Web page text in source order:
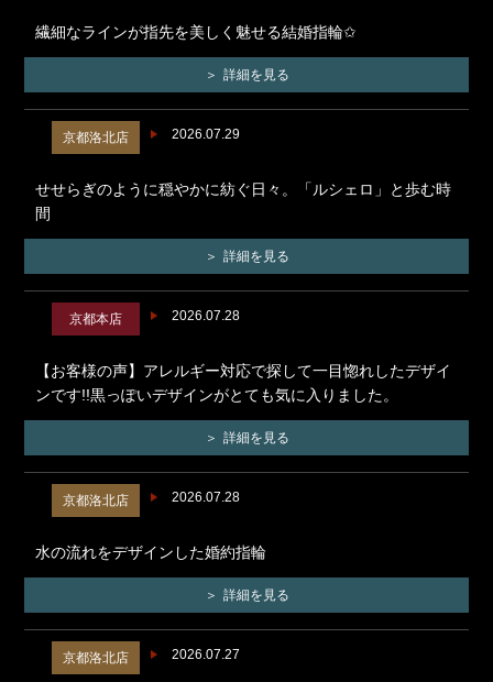
繊細なラインが指先を美しく魅せる結婚指輪✩
詳細を見る
2026.07.29
京都洛北店
せせらぎのように穏やかに紡ぐ日々。「ルシェロ」と歩む時
間
詳細を見る
2026.07.28
京都本店
【お客様の声】アレルギー対応で探して一目惚れしたデザイ
ンです!!黒っぽいデザインがとても気に入りました。
詳細を見る
2026.07.28
京都洛北店
水の流れをデザインした婚約指輪
詳細を見る
2026.07.27
京都洛北店